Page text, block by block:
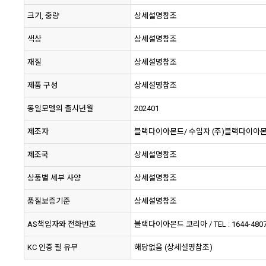
크기, 중량 상세설명참조
색상 상세설명참조
재질 상세설명참조
제품 구성 상세설명참조
동일모델의 출시년월 202401
제조자 블랙다이아몬드/ 수입자 (주)블랙다이아
제조국 상세설명참조
상품별 세부 사양 상세설명참조
품질보증기준 상세설명참조
AS책임자와 전화번호 블랙다이아몬드 코리아 / TEL : 1644-
KC 인증 필 유무 해당없음 (상세설명참조)